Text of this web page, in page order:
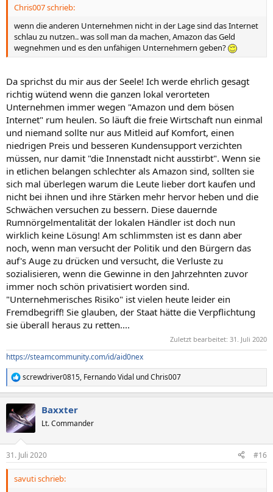
Chris007 schrieb:
wenn die anderen Unternehmen nicht in der Lage sind das Internet
schlau zu nutzen.. was soll man da machen, Amazon das Geld
wegnehmen und es den unfähigen Unternehmern geben?
Da sprichst du mir aus der Seele! Ich werde ehrlich gesagt
richtig wütend wenn die ganzen lokal verorteten
Unternehmen immer wegen "Amazon und dem bösen
Internet" rum heulen. So läuft die freie Wirtschaft nun einmal
und niemand sollte nur aus Mitleid auf Komfort, einen
niedrigen Preis und besseren Kundensupport verzichten
müssen, nur damit "die Innenstadt nicht ausstirbt". Wenn sie
in etlichen belangen schlechter als Amazon sind, sollten sie
sich mal überlegen warum die Leute lieber dort kaufen und
nicht bei ihnen und ihre Stärken mehr hervor heben und die
Schwächen versuchen zu bessern. Diese dauernde
Rumnörgelmentalität der lokalen Händler ist doch nun
wirklich keine Lösung! Am schlimmsten ist es dann aber
noch, wenn man versucht der Politik und den Bürgern das
auf's Auge zu drücken und versucht, die Verluste zu
sozialisieren, wenn die Gewinne in den Jahrzehnten zuvor
immer noch schön privatisiert worden sind.
"Unternehmerisches Risiko" ist vielen heute leider ein
Fremdbegriff! Sie glauben, der Staat hätte die Verpflichtung
sie überall heraus zu retten....
Zuletzt bearbeitet: 31. Juli 2020
https://steamcommunity.com/id/aid0nex
R
e
k
t
i
e
n
screwdriver0815, Fernando Vidal undChris007
Baxxter
Lt. Commander
31. Juli 2020 #16
savuti schrieb: